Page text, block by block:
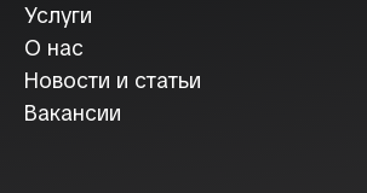
Услуги
О нас
Новости и статьи
Вакансии